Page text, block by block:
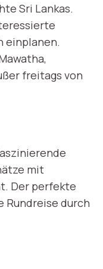
Sri Lankas.
einplanen.
freitags von
mit
Der perfekte
Rundreise durch